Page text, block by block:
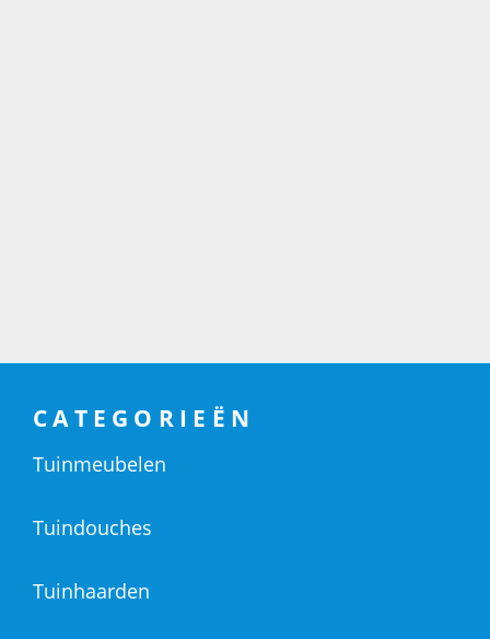
CATEGORIEËN
Tuinmeubelen
Tuindouches
Tuinhaarden